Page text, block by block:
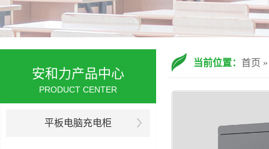
当前位置： 首页
安和力产品中心
PRODUCT CENTER
平板电脑充电柜